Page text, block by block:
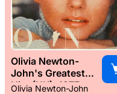
Olivia Newton-
John's Greatest
Hits (UK), 1977
Olivia Newton-John